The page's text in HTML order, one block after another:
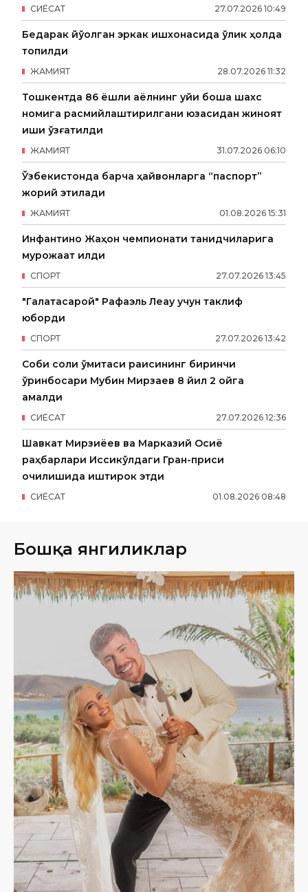
27.07.2026 10:49
СИËСАТ
Бедарак йўқолган эркак ишхонасида ўлик ҳолда
топилди
28.07.2026 11:32
ЖАМИЯТ
Тошкентда 86 ёшли аёлнинг уйи бошқа шахс
номига расмийлаштирилгани юзасидан жиноят
иши қўзғатилди
31.07.2026 06:10
ЖАМИЯТ
Ўзбекистонда барча ҳайвонларга “паспорт”
жорий этилади
01.08.2026 15:31
ЖАМИЯТ
Инфантино Жаҳон чемпионати танқидчиларига
мурожаат қилди
27.07.2026 13:45
СПОРТ
"Галатасарой" Рафаэль Леау учун таклиф
юборди
27.07.2026 13:42
СПОРТ
Собиқ солиқ қўмитаси раисининг биринчи
ўринбосари Мубин Мирзаев 8 йил 2 ойга
қамалди
27.07.2026 12:36
СИËСАТ
Шавкат Мирзиёев ва Марказий Осиё
раҳбарлари Иссиқкўлдаги Гран-приси
очилишида иштирок этди
01.08.2026 08:48
СИËСАТ
Бошқа янгиликлар